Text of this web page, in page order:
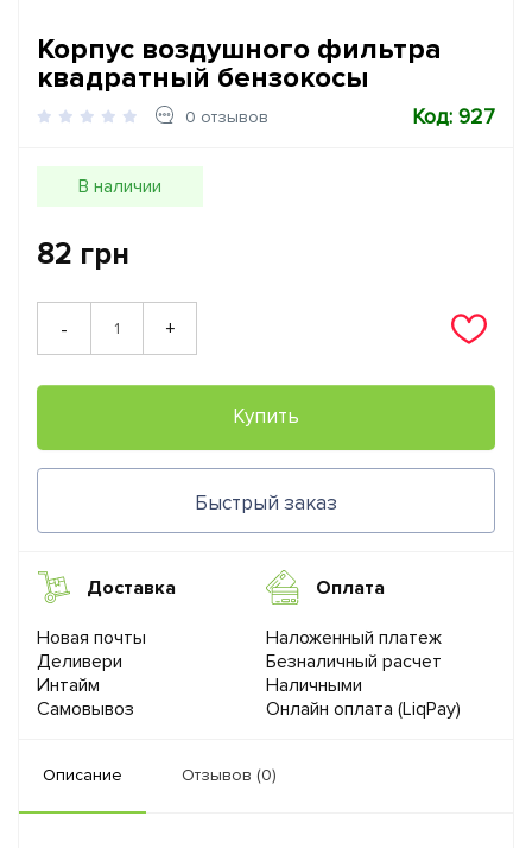
Корпус воздушного фильтра
квадратный бензокосы
0 отзывов Код: 927
В наличии
82 грн
- +
Купить
Быстрый заказ
Доставка
Новая почты
Деливери
Интайм
Самовывоз
Оплата
Наложенный платеж
Безналичный расчет
Наличными
Онлайн оплата (LiqPay)
Описание Отзывов (0)